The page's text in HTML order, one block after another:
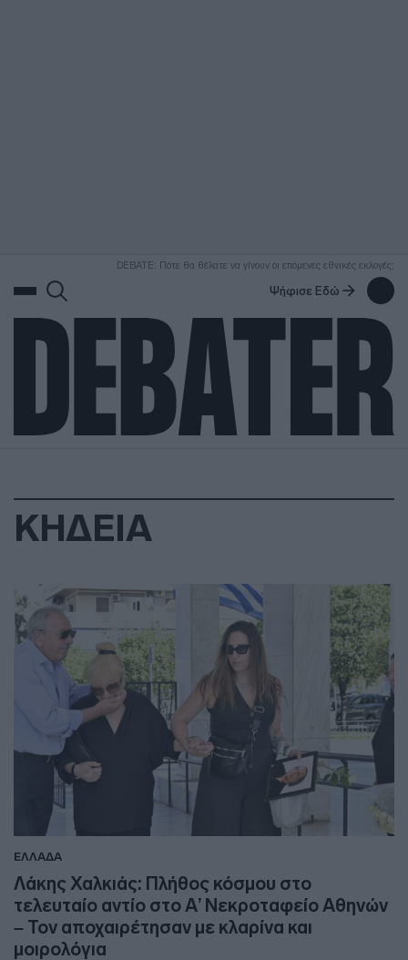
DEBATE: Πότε θα θέλατε να γίνουν οι επόμενες εθνικές εκλογές;
Ψήφισε Εδώ
ΚΗΔΕΙΑ
ΕΛΛΑΔΑ
Λάκης Χαλκιάς: Πλήθος κόσμου στο
τελευταίο αντίο στο Α’ Νεκροταφείο Αθηνών
– Τον αποχαιρέτησαν με κλαρίνα και
μοιρολόγια